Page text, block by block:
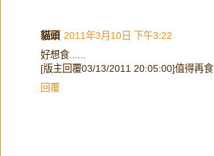
貓頭 2011年3月10日 下午3:22
好想食......
[版主回覆03/13/2011 20:05:00]值得再食
回覆